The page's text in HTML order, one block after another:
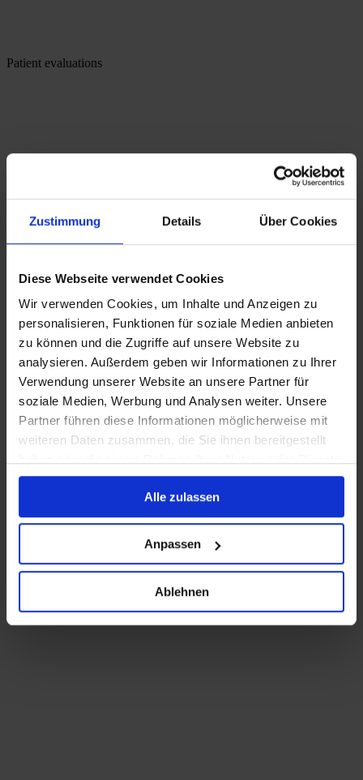
Zustimmung Details Über Cookies
Diese Webseite verwendet Cookies
Wir verwenden Cookies, um Inhalte und Anzeigen zu
personalisieren, Funktionen für soziale Medien anbieten
zu können und die Zugriffe auf unsere Website zu
analysieren. Außerdem geben wir Informationen zu Ihrer
Verwendung unserer Website an unsere Partner für
soziale Medien, Werbung und Analysen weiter. Unsere
Partner führen diese Informationen möglicherweise mit
weiteren Daten zusammen, die Sie ihnen bereitgestellt
gesammelt haben.
Alle zulassen
Anpassen
Ablehnen
Patient evaluations